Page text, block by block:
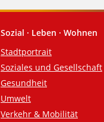
Sozial · Leben · Wohnen
Stadtportrait
Soziales und Gesellschaft
Gesundheit
Umwelt
Verkehr & Mobilität